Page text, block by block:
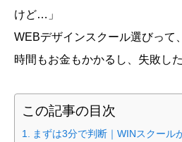
けど…」
WEBデザインスクール選びって
時間もお金もかかるし、失敗し
この記事の目次
まずは3分で判断｜WINスクール